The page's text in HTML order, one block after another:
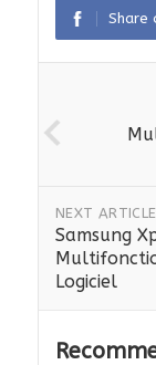
Share
NEXT ARTICLE
Samsung
Logiciel